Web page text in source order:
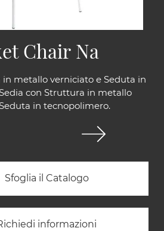
metallo verniciato e Seduta in
con Struttura in metallo
in tecnopolimero.
Sfoglia il Catalogo
informazioni
Chair Na